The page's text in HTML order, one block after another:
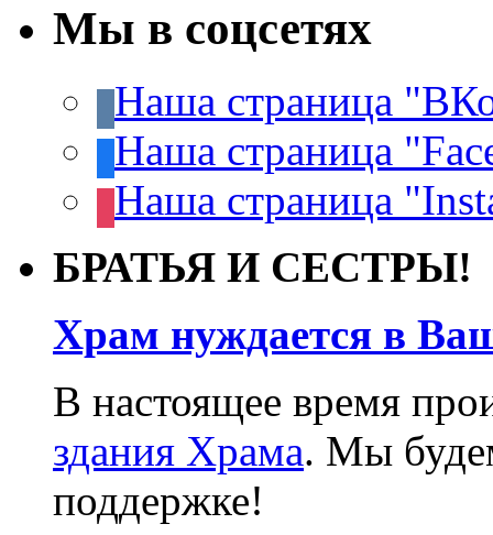
Мы в соцсетях
Наша страница
Наша страница
Наша страница
БРАТЬЯ И СЕСТРЫ!
Храм нуждается в
В настоящее время
здания Храма. Мы
поддержке!